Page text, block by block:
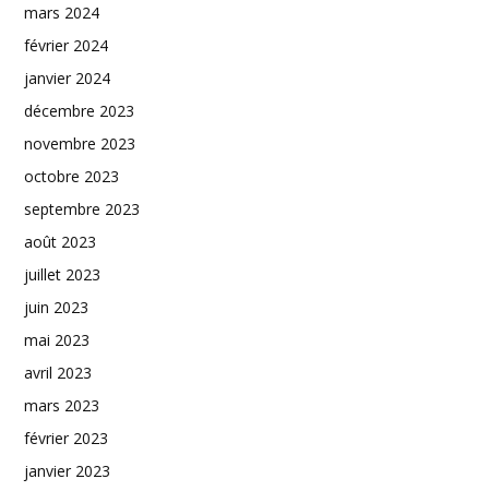
mars 2024
février 2024
janvier 2024
décembre 2023
novembre 2023
octobre 2023
septembre 2023
août 2023
juillet 2023
juin 2023
mai 2023
avril 2023
mars 2023
février 2023
janvier 2023